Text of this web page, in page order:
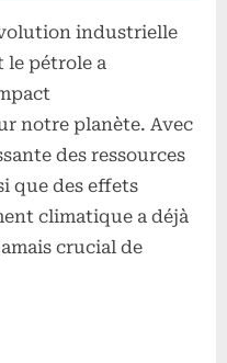
industrielle
le pétrole a
notre planète. Avec
des ressources
que des effets
climatique a déjà
crucial de